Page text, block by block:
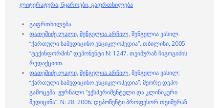
ლიტერატურა, წყაროები, გაფრთხილება
გაფრთხილება
დათეშიძე ლალი, შენგელია არჩილ, შენგელია ვასილ.
“ქართული სამედიცინო ენციკლოპედია”. თბილისი, 2005.
“ტექინფორმის” დეპონენტი N: 1247. თეიმურაზ ჩიგოგიძის
რედაქციით.
დათეშიძე ლალი, შენგელია არჩილ, შენგელია ვასილ;
“ქართული სამედიცინო ენციკლოპედია”. მეორე დეპო-
გამოცემა. ჟურნალი “ექსპერიმენტული და კლინიკური
მედიცინა”. N: 28. 2006. დეპონენტი პროფესორ თეიმურაზ